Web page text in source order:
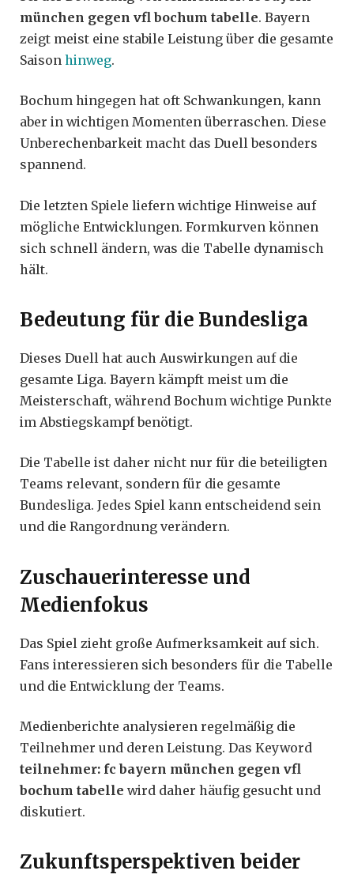
münchen gegen vfl bochum tabelle. Bayern
zeigt meist eine stabile Leistung über die gesamte
Saison hinweg.
Bochum hingegen hat oft Schwankungen, kann
aber in wichtigen Momenten überraschen. Diese
Unberechenbarkeit macht das Duell besonders
spannend.
Die letzten Spiele liefern wichtige Hinweise auf
mögliche Entwicklungen. Formkurven können
sich schnell ändern, was die Tabelle dynamisch
hält.
Bedeutung für die Bundesliga
Dieses Duell hat auch Auswirkungen auf die
gesamte Liga. Bayern kämpft meist um die
Meisterschaft, während Bochum wichtige Punkte
im Abstiegskampf benötigt.
Die Tabelle ist daher nicht nur für die beteiligten
Teams relevant, sondern für die gesamte
Bundesliga. Jedes Spiel kann entscheidend sein
und die Rangordnung verändern.
Zuschauerinteresse und
Medienfokus
Das Spiel zieht große Aufmerksamkeit auf sich.
Fans interessieren sich besonders für die Tabelle
und die Entwicklung der Teams.
Medienberichte analysieren regelmäßig die
Teilnehmer und deren Leistung. Das Keyword
teilnehmer: fc bayern münchen gegen vfl
bochum tabelle wird daher häufig gesucht und
diskutiert.
Zukunftsperspektiven beider